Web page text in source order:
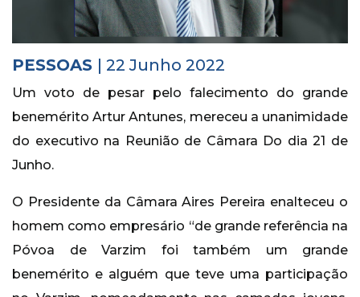
Vídeos
Contactos
PESSOAS | 22 Junho 2022
Um voto de pesar pelo falecimento do grande
benemérito Artur Antunes, mereceu a unanimidade
do executivo na Reunião de Câmara Do dia 21 de
Junho.
O Presidente da Câmara Aires Pereira enalteceu o
homem como empresário “de grande referência na
Póvoa de Varzim foi também um grande
benemérito e alguém que teve uma participação